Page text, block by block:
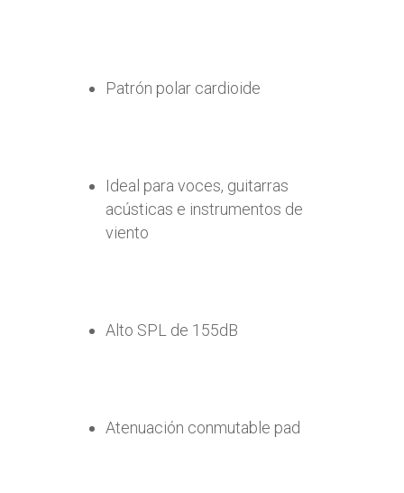
Patrón polar cardioide
Ideal para voces, guitarras
acústicas e instrumentos de
viento
Alto SPL de 155dB
Atenuación conmutable pad